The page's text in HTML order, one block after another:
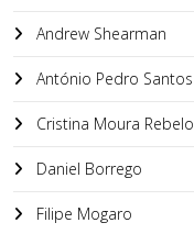
Andrew Shearman
António Pedro Santos
Cristina Moura Rebelo
Daniel Borrego
Filipe Mogaro